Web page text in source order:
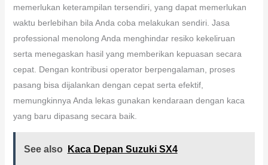
memerlukan keterampilan tersendiri, yang dapat memerlukan
waktu berlebihan bila Anda coba melakukan sendiri. Jasa
professional menolong Anda menghindar resiko kekeliruan
serta menegaskan hasil yang memberikan kepuasan secara
cepat. Dengan kontribusi operator berpengalaman, proses
pasang bisa dijalankan dengan cepat serta efektif,
memungkinnya Anda lekas gunakan kendaraan dengan kaca
yang baru dipasang secara baik.
See also Kaca Depan Suzuki SX4